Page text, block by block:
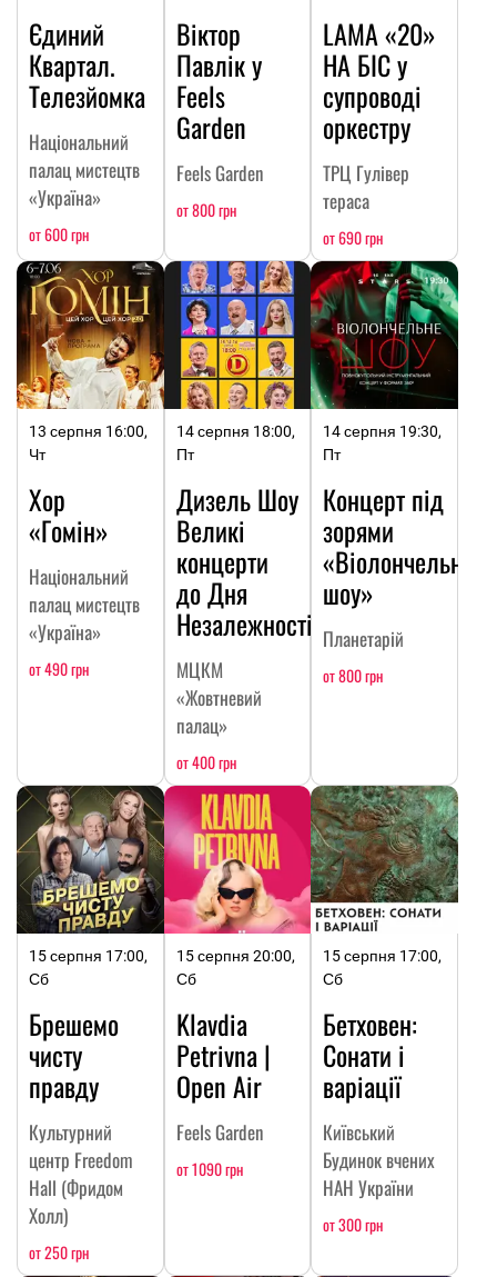
Єдиний
Квартал.
Телезйомка
Національний
палац мистецтв
«Україна»
от 600 грн
Віктор
Павлік у
Feels
Garden
Feels Garden
от 800 грн
LAMA «20»
НА БІС у
супроводі
оркестру
ТРЦ Гулівер
тераса
от 690 грн
13 серпня 16:00,
Чт
Хор
«Гомін»
Національний
палац мистецтв
«Україна»
от 490 грн
14 серпня 18:00,
Пт
Дизель Шоу
Великі
концерти
до Дня
Незалежності
МЦКМ
«Жовтневий
палац»
от 400 грн
14 серпня 19:30,
Пт
Концерт під
зорями
«Віолончельне
шоу»
Планетарій
от 800 грн
15 серпня 17:00,
Сб
Брешемо
чисту
правду
Культурний
центр Freedom
Hall (Фридом
Холл)
от 250 грн
15 серпня 20:00,
Сб
Klavdia
Petrivna |
Open Air
Feels Garden
от 1090 грн
15 серпня 17:00,
Сб
Бетховен:
Сонати і
варіації
Київський
Будинок вчених
НАН України
от 300 грн